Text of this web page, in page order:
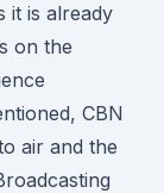
it is already
on the
CBN
air and the